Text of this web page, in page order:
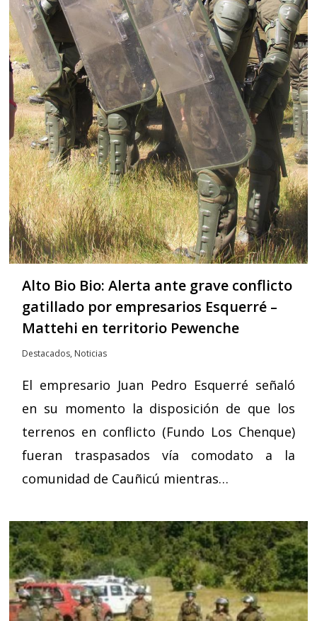
Alto Bio Bio: Alerta ante grave conflicto
gatillado por empresarios Esquerré –
Mattehi en territorio Pewenche
Destacados, Noticias
El empresario Juan Pedro Esquerré señaló
en su momento la disposición de que los
terrenos en conflicto (Fundo Los Chenque)
fueran traspasados vía comodato a la
comunidad de Cauñicú mientras…